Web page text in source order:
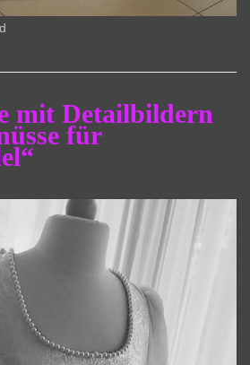
mit Detailbildern
für